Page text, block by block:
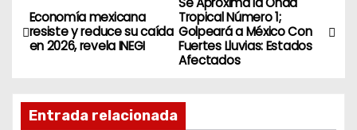
N
a
e
Tropical Número 1;
Golpeará a México Con
Fuertes Lluvias: Estados
Afectados
Economía mexicana
resiste y reduce su caída
en 2026, revela INEGI
Entrada relacionada